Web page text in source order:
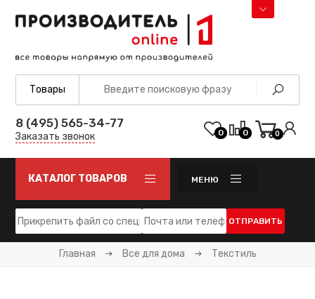
8 (495) 565-34-77
Заказать звонок 0 0 0
КАТАЛОГ ТОВАРОВ МЕНЮ
ОТПРАВИТЬ
Главная Все для дома Текстиль